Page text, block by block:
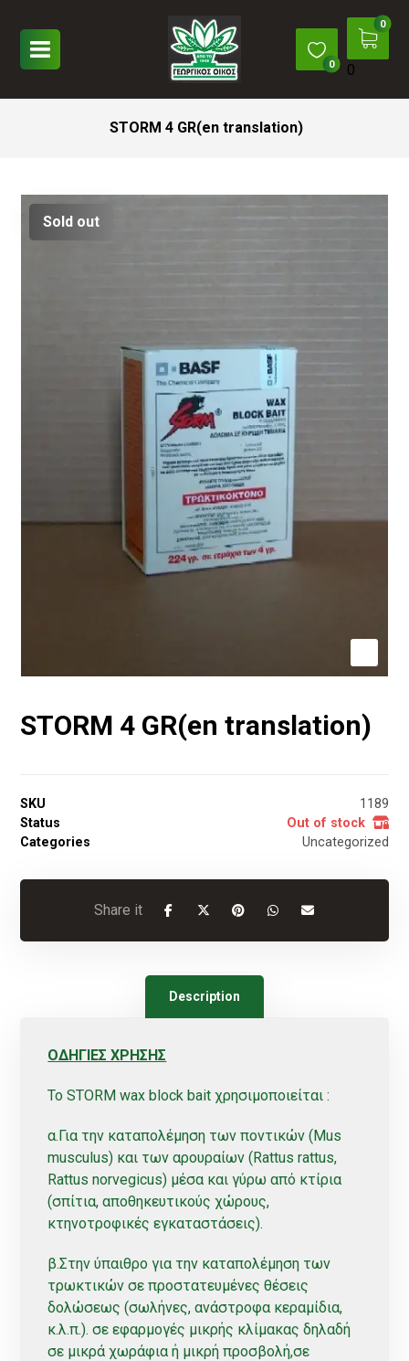
0
STORM 4 GR(en translation)
Sold out
STORM 4 GR(en translation)
SKU
1189
Status
Out of stock
Categories
Uncategorized
Description
Ο∆ΗΓΙΕΣ ΧΡΗΣΗΣ
Το STORM wax block bait χρησιμοποιείται :
α.Για την καταπολέμηση των ποντικών (Mus
musculus) και των αρουραίων (Rattus rattus,
Rattus norvegicus) μέσα και γύρω από κτίρια
(σπίτια, αποθηκευτικούς χώρους,
κτηνοτροφικές εγκαταστάσεις).
β.Στην ύπαιθρο για την καταπολέμηση των
τρωκτικών σε προστατευμένες θέσεις
δολώσεως (σωλήνες, ανάστροφα κεραμίδια,
κ.λ.π.). σε εφαρμογές μικρής κλίμακας δηλαδή
σε μικρά χωράφια ή μικρή προσβολή,σε